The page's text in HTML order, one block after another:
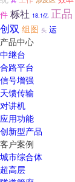
件 栎社 18.1亿 正品
创双 组图 头 运
产品中心
中继台
合路平台
信号增强
天馈传输
对讲机
应用功能
创新型产品
客户案例
城市综合体
超高层